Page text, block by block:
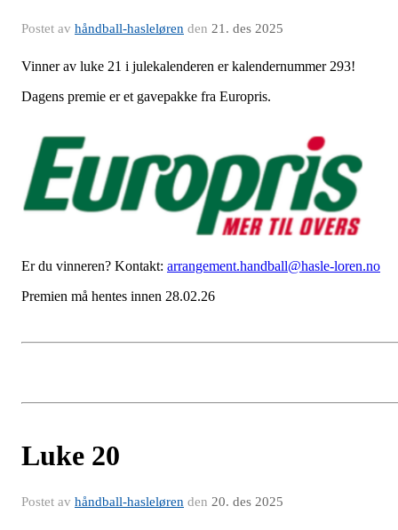
Postet av håndball-hasleløren den 21. des 2025
Vinner av luke 21 i julekalenderen er kalendernummer 293!
Dagens premie er et gavepakke fra Europris.
Er du vinneren? Kontakt: arrangement.handball@hasle-loren.no
Premien må hentes innen 28.02.26
Luke 20
Postet av håndball-hasleløren den 20. des 2025